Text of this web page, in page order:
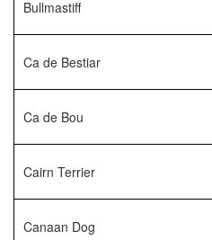
Bullmastiff
Ca de Bestiar
Ca de Bou
Cairn Terrier
Canaan Dog